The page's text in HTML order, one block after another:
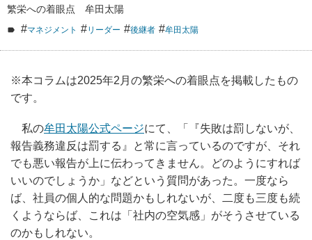
繁栄への着眼点 牟田太陽
#マネジメント #リーダー #後継者 #牟田太陽
※本コラムは2025年2月の繁栄への着眼点を掲載したもの
です。
私の牟田太陽公式ページにて、「『失敗は罰しないが、
報告義務違反は罰する』と常に言っているのですが、それ
でも悪い報告が上に伝わってきません。どのようにすれば
いいのでしょうか」などという質問があった。一度なら
ば、社員の個人的な問題かもしれないが、二度も三度も続
くようならば、これは「社内の空気感」がそうさせている
のかもしれない。